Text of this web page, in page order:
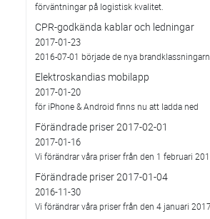
förväntningar på logistisk kvalitet.
CPR-godkända kablar och ledningar
2017-01-23
2016-07-01 började de nya
Elektroskandias mobilapp
2017-01-20
för iPhone & Android finns nu att ladda ned
Förändrade priser 2017-02-01
2017-01-16
Vi förändrar våra priser från den 1 februari
Förändrade priser 2017-01-04
2016-11-30
Vi förändrar våra priser från den 4 januari 2017.